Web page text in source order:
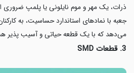
ذرات، یک مهر و موم نایلونی یا پلمپ
جعبه با نمادهای استاندارد حساسیت، به
می‌دهد که با یک قطعه حیاتی و آسیب پذیر
3. قطعات SMD